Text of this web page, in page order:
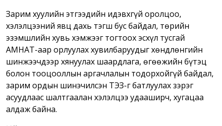
Зарим хуулийн этгээдийн идэвхгүй оролцоо,
хэлэлцээний явц дахь тэгш бус байдал, төрийн
эзэмшлийн хувь хэмжээг тогтоох эсхүл тусгай
АМНАТ-аар орлуулах хувилбаруудыг хөндлөнгийн
шинжээчдээр хянуулах шаардлага, өгөөжийн бүтэц
болон тооцооллын аргачлалын тодорхойгүй байдал,
зарим ордын шинэчилсэн ТЭЗҮ-г батлуулах зэрэг
асуудлаас шалтгаалан хэлэлцээ удааширч, хугацаа
алдаж байна.